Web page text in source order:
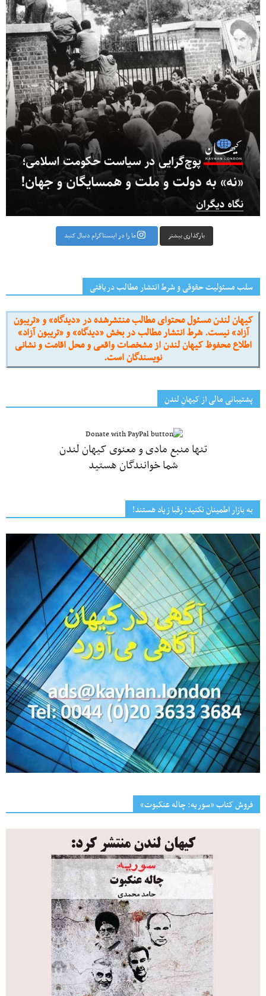
بارگذاری بیشتر ما را در اینستاگرام دنبال کنید
سلب مسئولیت حقوقی و شرط انتشار مطالب دریافتی
کیهان لندن مسئول محتوای مطالب منتشرشده در «دیدگاه» و «تریبون
آزاد» نیست. شرط انتشار مطالب در بخش «دیدگاه» و «تریبون آزاد»
اطلاع محفوظ کیهان لندن از مشخصات واقعی و محل اقامت و نشانی
نویسندگان است.
پشتیبانی مالی از کیهانِ لندن
تنها منبع مادی و معنوی کیهان لندن
شما خوانندگان هستید
به بازار اطمینان نکنید؛ رقبا زیاد هستند!
فروش کتاب «سوریه: چاله عنکبوت»